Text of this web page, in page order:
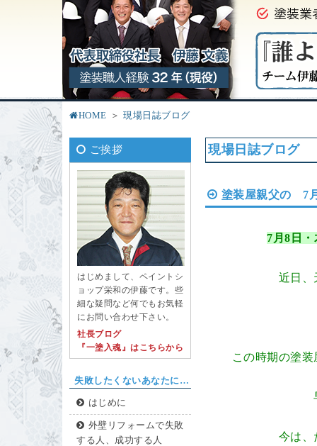
HOME 現場日誌ブログ
ご挨拶
はじめまして、ペイントシ
ョップ栄和の伊藤です。些
細な疑問など何でもお気軽
にお問い合わせ下さい。
社長ブログ
『一塗入魂』はこちらから
失敗したくないあなたに…
はじめに
外壁リフォームで失敗
する人、成功する人
現場日誌ブログ
塗装屋親父の 7
7月8 日
近日、
この時期の塗
今は、